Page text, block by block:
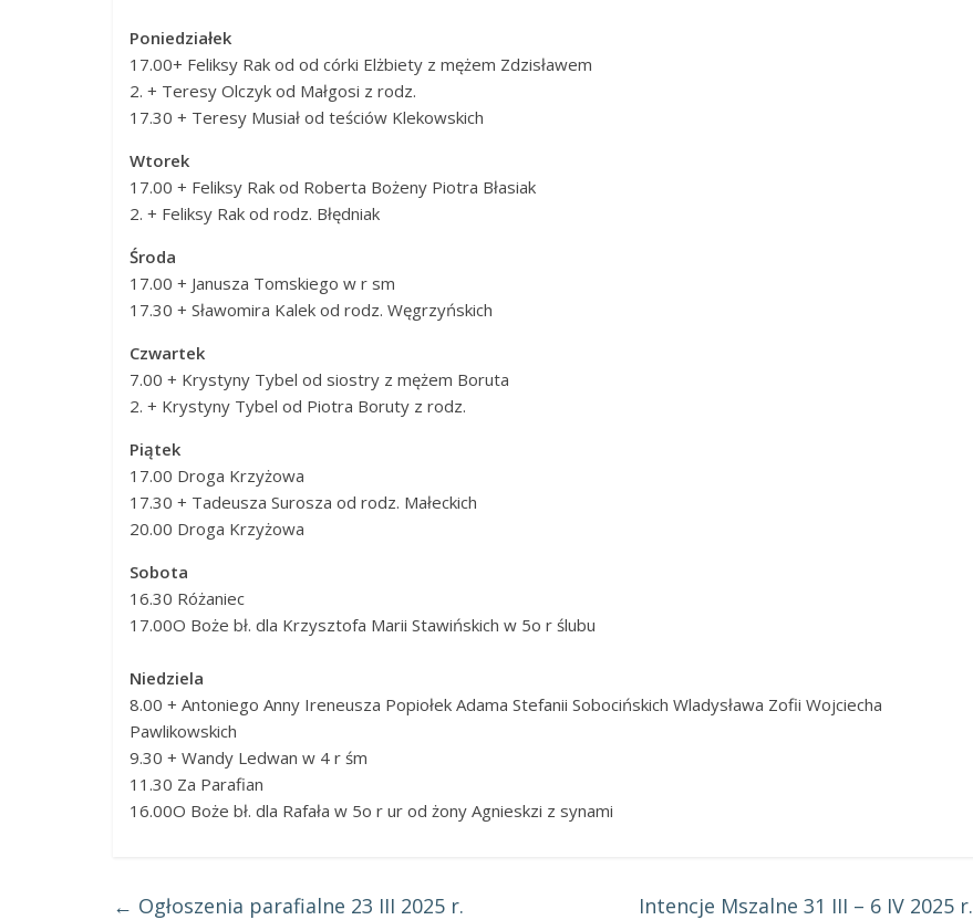
Poniedziałek
17.00​​+ Feliksy Rak od od córki Elżbiety z mężem Zdzisławem
​​2. + Teresy Olczyk od Małgosi z rodz.
17.30​​ + Teresy Musiał od teściów Klekowskich
Wtorek
17.00​​ + Feliksy Rak od Roberta Bożeny Piotra Błasiak
​​2. + Feliksy Rak od rodz. Błędniak
Środa
17.00 ​​+ Janusza Tomskiego w r sm
17.30​​ + Sławomira Kalek od rodz. Węgrzyńskich
Czwartek
7.00​​ + Krystyny Tybel od siostry z mężem Boruta
​​2. + Krystyny Tybel od Piotra Boruty z rodz.
Piątek
17.00 ​​Droga Krzyżowa
17.30​​ + Tadeusza Surosza od rodz. Małeckich
20.00​​ Droga Krzyżowa
Sobota
16.30​​ Różaniec
17.00​​O Boże bł. dla Krzysztofa Marii Stawińskich w 5o r ślubu
Niedziela
8.00​ + Antoniego Anny Ireneusza Popiołek Adama Stefanii Sobocińskich Wladysława Zofii Wojciecha
Pawlikowskich
9.30​ + Wandy Ledwan w 4 r śm
11.30​ Za Parafian
16.00​O Boże bł. dla Rafała w 5o r ur od żony Agnieskzi z synami
← Ogłoszenia parafialne 23 III 2025 r. Intencje Mszalne 31 III – 6 IV 2025 r.